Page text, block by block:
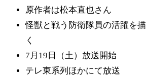
原作者は松本直也さん
怪獣と戦う防衛隊員の活躍を描
く
7月19日（土）放送開始
テレ東系列ほかにて放送